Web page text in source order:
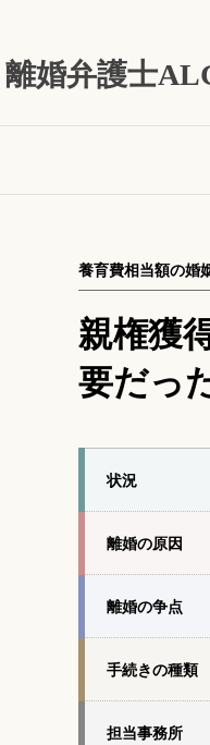
離婚弁護士
親権獲
要だっ
養育費相当額の婚
状況
離婚の原因
離婚の争点
手続きの種類
担当事務所